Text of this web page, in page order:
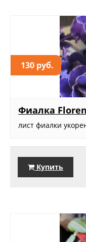
130 руб.
Фиалка
лист фиалки
Купить